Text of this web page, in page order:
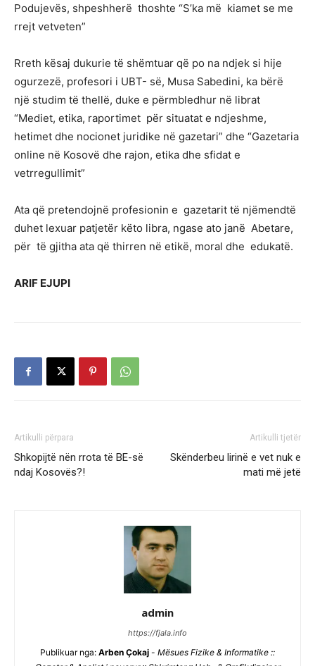
Podujevës, shpeshherë thoshte “S’ka më kiamet se me
rrejt vetveten”
Rreth kësaj dukurie të shëmtuar që po na ndjek si hije
ogurzezë, profesori i UBT- së, Musa Sabedini, ka bërë
një studim të thellë, duke e përmbledhur në librat
“Mediet, etika, raportimet për situatat e ndjeshme,
hetimet dhe nocionet juridike në gazetari” dhe “Gazetaria
online në Kosovë dhe rajon, etika dhe sfidat e
vetrregullimit”
Ata që pretendojnë profesionin e gazetarit të njëmendtë
duhet lexuar patjetër këto libra, ngase ato janë Abetare,
për të gjitha ata që thirren në etikë, moral dhe edukatë.
ARIF EJUPI
Artikulli përpara
Shkopijtë nën rrota të BE-së
ndaj Kosovës?!
Artikulli tjetër
Skënderbeu lirinë e vet nuk e
mati më jetë
admin
https://fjala.info
Publikuar nga: Arben Çokaj - Mësues Fizike & Informatike ::